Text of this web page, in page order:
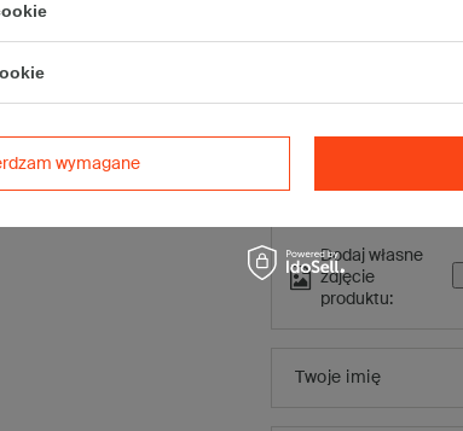
Dodaj własne
zdjęcie
produktu:
Twoje imię
wymagane